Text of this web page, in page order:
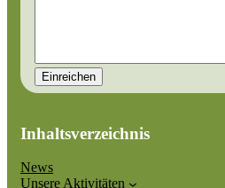
Inhaltsverzeichnis
News
Unsere Aktivitäten